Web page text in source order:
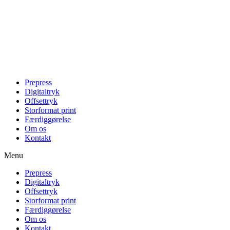
Prepress
Digitaltryk
Offsettryk
Storformat print
Færdiggørelse
Om os
Kontakt
Menu
Prepress
Digitaltryk
Offsettryk
Storformat print
Færdiggørelse
Om os
Kontakt